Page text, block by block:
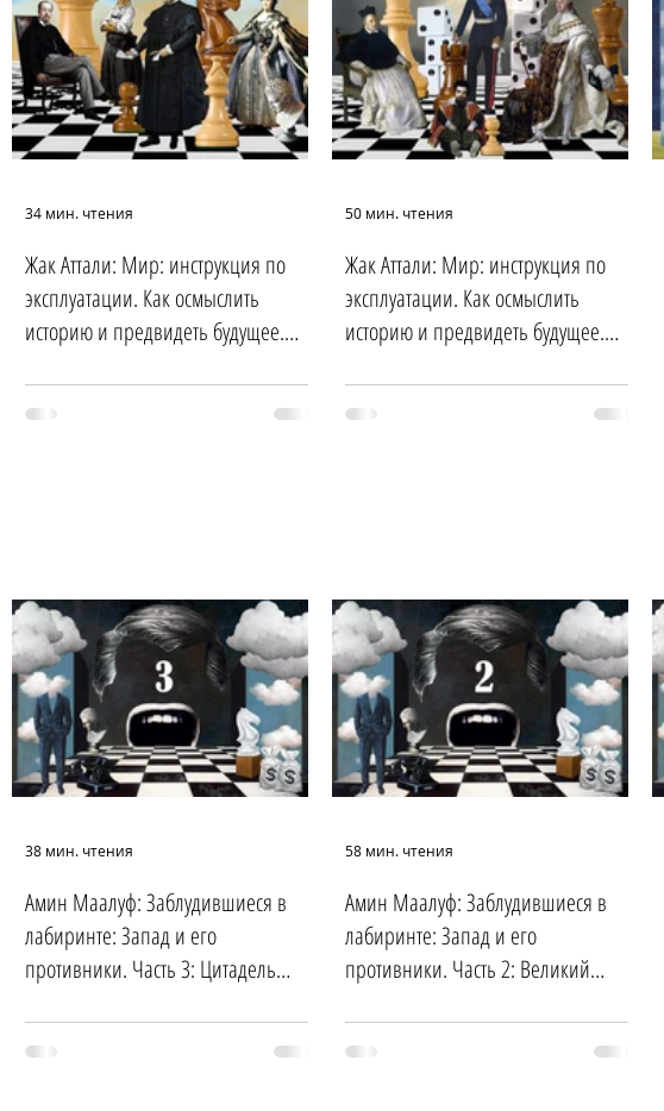
Жак Аттали: Мир: инструкция по
эксплуатации. Как осмыслить
историю и предвидеть будущее.
34 мин. чтения
Жак Аттали: Мир: инструкция по
эксплуатации. Как осмыслить
историю и предвидеть будущее.
50 мин. чтения
Амин Маалуф: Заблудившиеся в
лабиринте: Запад и его
противники. Часть 3: Цитадель
38 мин. чтения
Амин Маалуф: Заблудившиеся в
лабиринте: Запад и его
противники. Часть 2: Великий
58 мин. чтения